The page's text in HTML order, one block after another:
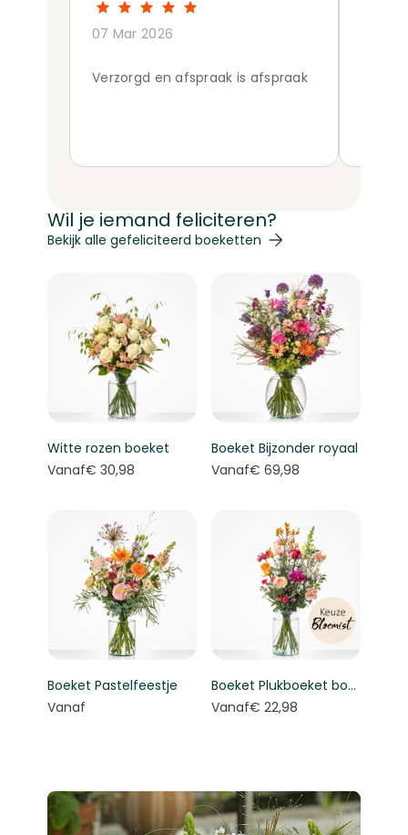
07 Mar 2026
Verzorgd en afspraak is afspraak
Wil je iemand feliciteren?
Navigeren door de elementen van de carrousel is
Druk om carrousel over te slaan
Bekijk alle gefeliciteerd boeketten
Witte rozen boeket
Vanaf€ 30,98
Boeket Bijzonder royaal
Vanaf€ 69,98
Boeket Pastelfeestje
Vanaf
Boeket Plukboeket bont - Keuze bloemist
Vanaf€ 22,98